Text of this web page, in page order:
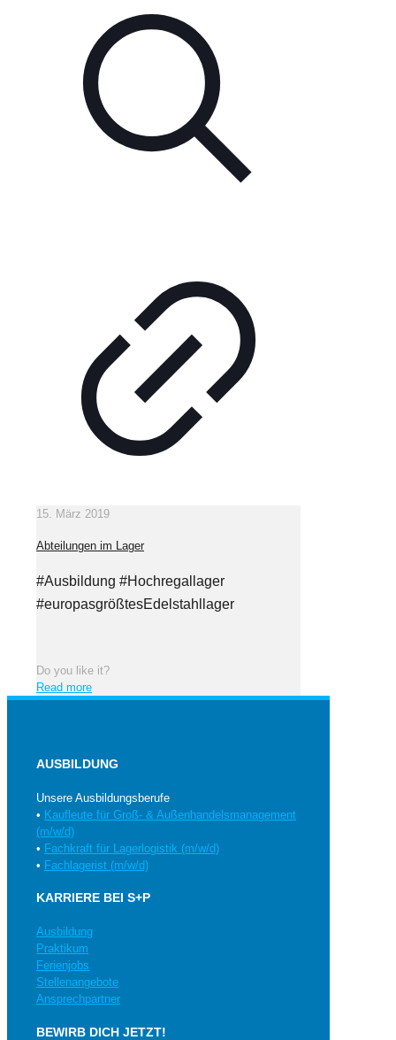
15. März 2019
Abteilungen im Lager
#Ausbildung #Hochregallager
#europasgrößtesEdelstahllager
Do you like it?
Read more
AUSBILDUNG
Unsere Ausbildungsberufe
• Kaufleute für Groß- & Außenhandelsmanagement
(m/w/d)
• Fachkraft für Lagerlogistik (m/w/d)
• Fachlagerist (m/w/d)
KARRIERE BEI S+P
Ausbildung
Praktikum
Ferienjobs
Stellenangebote
Ansprechpartner
BEWIRB DICH JETZT!